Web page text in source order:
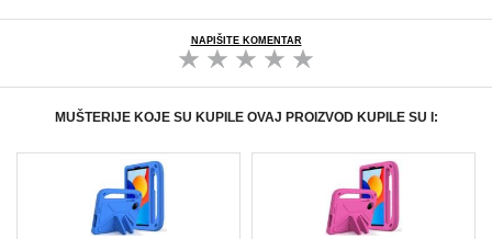
NAPIŠITE KOMENTAR
MUŠTERIJE KOJE SU KUPILE OVAJ PROIZVOD KUPILE SU I: